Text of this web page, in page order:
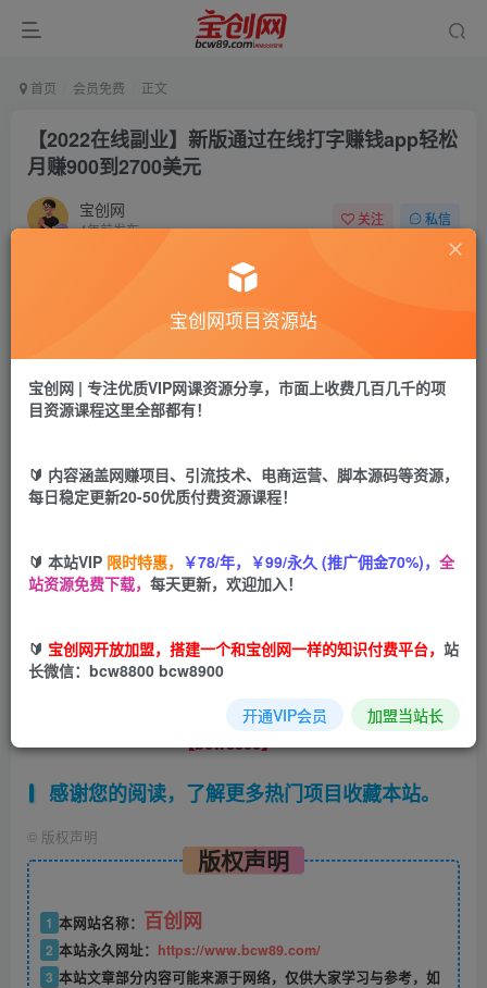
首页 会员免费 正文
【2022在线副业】新版通过在线打字赚钱app轻松
月赚900到2700美元
宝创网
4年前发布
关注 私信
宝币9.9 宝币 19.9
立即购买
app也可以让你轻松月赚$2200
------本页内容已结束，喜欢请分享，站长微信：
【bcw8800】------
感谢您的阅读，了解更多热门项目收藏本站。
© 版权声明
版权声明
1 本网站名称： 百创网
2 本站永久网址： https://www.bcw89.com/
3 本站文章部分内容可能来源于网络，仅供大家学习与参考，如
宝创网项目资源站
宝创网 | 专注优质VIP网课资源分享，市面上收费几百几千的项
目资源课程这里全部都有！
🔰 内容涵盖网赚项目、引流技术、电商运营、脚本源码等资源，
每日稳定更新20-50优质付费资源课程！
🔰 本站VIP 限时特惠， ￥78/年，￥99/永久 (推广佣金70%)， 全
站资源免费下载， 每天更新，欢迎加入！
🔰 宝创网开放加盟，搭建一个和宝创网一样的知识付费平台， 站
长微信：bcw8800 bcw8900
开通VIP会员 加盟当站长